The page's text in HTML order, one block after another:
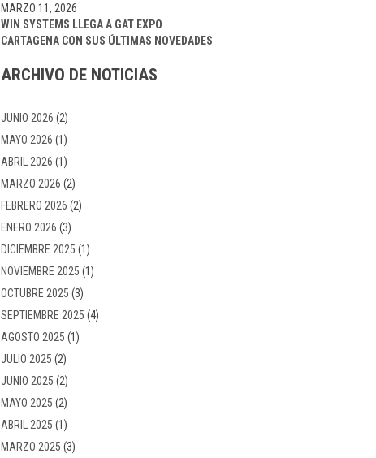
WIN SYSTEMS LLEGA A GAT EXPO
CARTAGENA CON SUS ÚLTIMAS NOVEDADES
MARZO 11, 2026
ARCHIVO DE NOTICIAS
JUNIO 2026 (2)
MAYO 2026 (1)
ABRIL 2026 (1)
MARZO 2026 (2)
FEBRERO 2026 (2)
ENERO 2026 (3)
DICIEMBRE 2025 (1)
NOVIEMBRE 2025 (1)
OCTUBRE 2025 (3)
SEPTIEMBRE 2025 (4)
AGOSTO 2025 (1)
JULIO 2025 (2)
JUNIO 2025 (2)
MAYO 2025 (2)
ABRIL 2025 (1)
MARZO 2025 (3)